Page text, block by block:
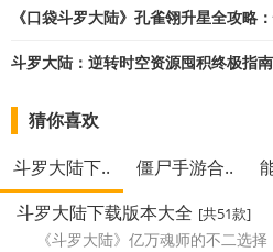
《口袋斗罗大陆》孔雀翎升星全攻略
斗罗大陆：逆转时空资源囤积终极指南
猜你喜欢
斗罗大陆下..
僵尸手游合..
斗罗大陆下载版本大全 [共51款]
《斗罗大陆》亿万魂师的不二选